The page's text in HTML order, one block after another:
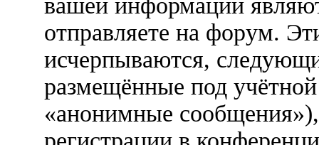
вашей информации
отправляете на форум.
исчерпываются,
размещённые под
«анонимные